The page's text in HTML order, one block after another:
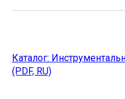
Каталог:
(PDF, RU)